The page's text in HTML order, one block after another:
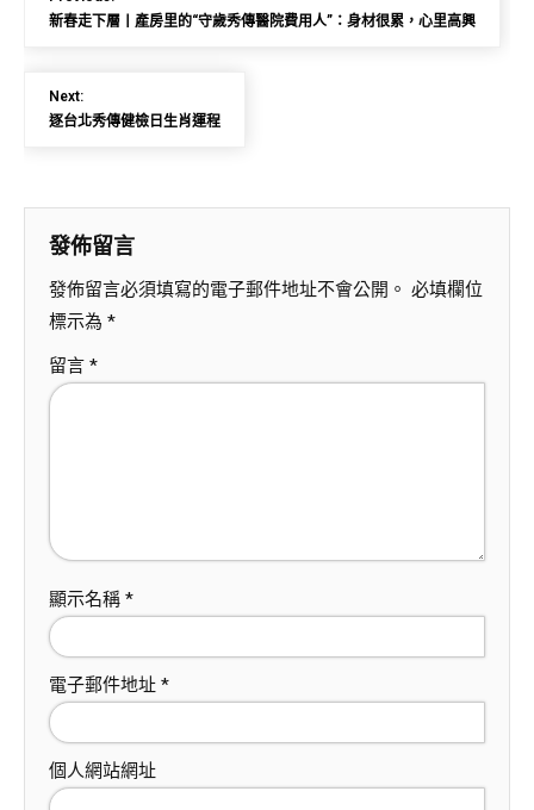
新春走下層丨產房里的“守歲秀傳醫院費用人”：身材很累，心里高興
Next:
逐台北秀傳健檢日生肖運程
發佈留言
發佈留言必須填寫的電子郵件地址不會公開。 必填欄位
標示為 *
留言 *
顯示名稱 *
電子郵件地址 *
個人網站網址